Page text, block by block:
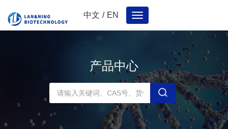
中文 / EN
Toggle
navigation
产品中心